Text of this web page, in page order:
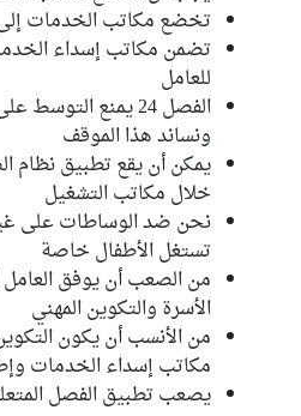
تخضع مكاتب الخدمات إلى
تضمن مكاتب إسداء
للعامل
الفصل 24 يمنع
ونساند هذا الموقف
يمكن أن يقع تطبيق نظام
خلال مكاتب التشغيل
نحن ضد الوساطات على غير
تستغل الأطفال خاصة
من الصعب أن يوفق العامل
الأسرة والتكوين المهني
من الأنسب أن يكون
مكاتب إسداء الخدمات
يصعب تطبيق الفصل